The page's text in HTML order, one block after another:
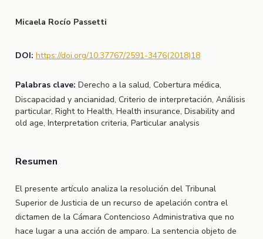
Micaela Rocío Passetti
DOI: https://doi.org/10.37767/2591-3476(2018)18
Palabras clave: Derecho a la salud, Cobertura médica,
Discapacidad y ancianidad, Criterio de interpretación, Análisis
particular, Right to Health, Health insurance, Disability and
old age, Interpretation criteria, Particular analysis
Resumen
El presente artículo analiza la resolución del Tribunal
Superior de Justicia de un recurso de apelación contra el
dictamen de la Cámara Contencioso Administrativa que no
hace lugar a una acción de amparo. La sentencia objeto de